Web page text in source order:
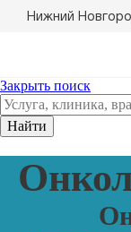
Нижний
Закрыть поиск
Найти